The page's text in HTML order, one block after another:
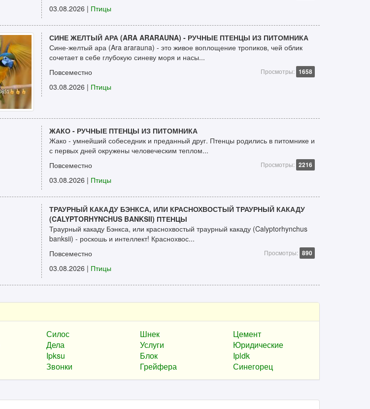
03.08.2026 | Птицы
СИНЕ ЖЕЛТЫЙ АРА (ARA ARARAUNA) - РУЧНЫЕ ПТЕНЦЫ ИЗ ПИТОМНИКА
Сине-желтый ара (Ara ararauna) - это живое воплощение тропиков, чей облик
сочетает в себе глубокую синеву моря и насы...
Повсеместно
Просмотры: 1658
03.08.2026 | Птицы
ЖАКО - РУЧНЫЕ ПТЕНЦЫ ИЗ ПИТОМНИКА
Жако - умнейший собеседник и преданный друг. Птенцы родились в питомнике и
с первых дней окружены человеческим теплом...
Повсеместно
Просмотры: 2216
03.08.2026 | Птицы
ТРАУРНЫЙ КАКАДУ БЭНКСА, ИЛИ КРАСНОХВОСТЫЙ ТРАУРНЫЙ КАКАДУ
(CALYPTORHYNCHUS BANKSII) ПТЕНЦЫ
Траурный какаду Бэнкса, или краснохвостый траурный какаду (Calyptorhynchus
banksii) - роскошь и интеллект! Краснохвос...
Повсеместно
Просмотры: 890
03.08.2026 | Птицы
Силос Шнек
Цемент
Дела Услуги
Юридические
Ipksu Блок
Ipldk
Звонки Грейфера Синегорец